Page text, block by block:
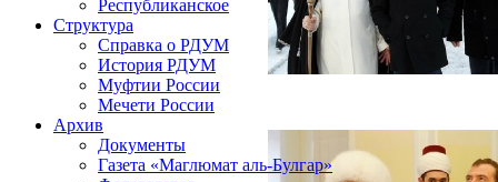
Республиканское
Структура
Справка о РДУМ
История РДУМ
Муфтии России
Мечети России
Архив
Документы
Газета «Маглюмат аль-Булгар»